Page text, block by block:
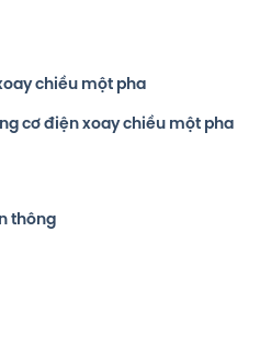
chiều một pha
cơ điện xoay chiều một pha
thông